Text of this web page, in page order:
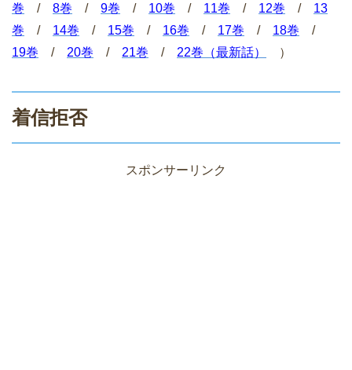
巻 / 8巻 / 9巻 / 10巻 / 11巻 / 12巻 / 13
巻 / 14巻 / 15巻 / 16巻 / 17巻 / 18巻 /
19巻 / 20巻 / 21巻 / 22巻（最新話） ）
着信拒否
スポンサーリンク